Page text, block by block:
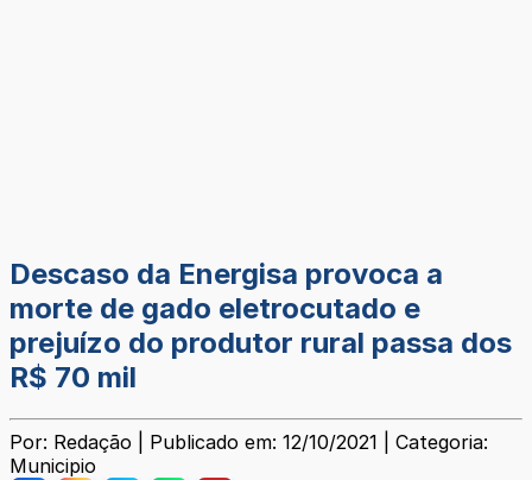
Descaso da Energisa provoca a
morte de gado eletrocutado e
prejuízo do produtor rural passa dos
R$ 70 mil
Por: Redação | Publicado em: 12/10/2021 | Categoria:
Municipio